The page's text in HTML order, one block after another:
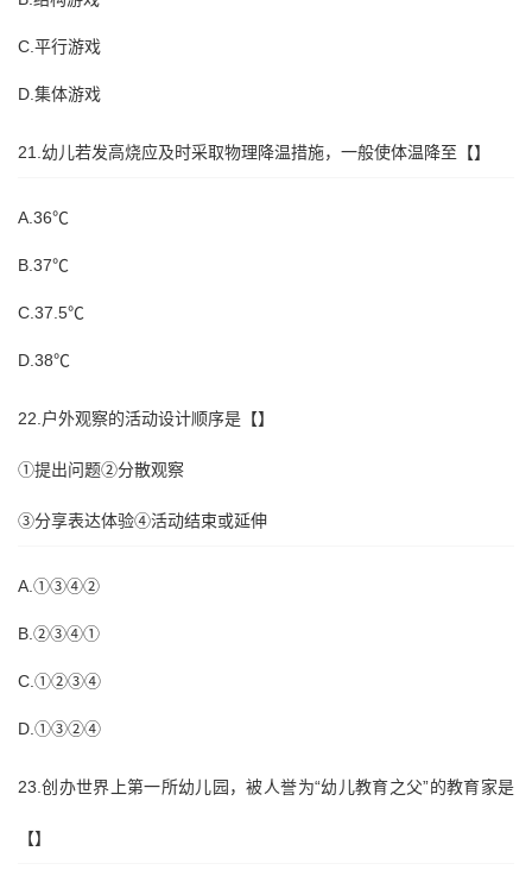
C.平行游戏
D.集体游戏
21.幼儿若发高烧应及时采取物理降温措施，一般使体温降至【】
A.36℃
B.37℃
C.37.5℃
D.38℃
22.户外观察的活动设计顺序是【】
①提出问题②分散观察
③分享表达体验④活动结束或延伸
A.①③④②
B.②③④①
C.①②③④
D.①③②④
23.创办世界上第一所幼儿园，被人誉为“幼儿教育之父”的教育家是
【】